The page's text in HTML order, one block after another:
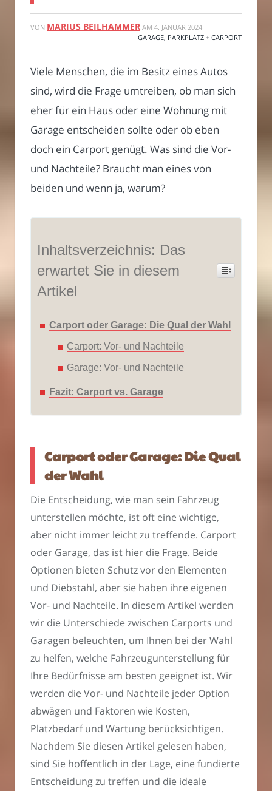
VON MARIUS BEILHAMMER AM 4. JANUAR 2024
GARAGE, PARKPLATZ + CARPORT
Viele Menschen, die im Besitz eines Autos
sind, wird die Frage umtreiben, ob man sich
eher für ein Haus oder eine Wohnung mit
Garage entscheiden sollte oder ob eben
doch ein Carport genügt. Was sind die Vor-
und Nachteile? Braucht man eines von
beiden und wenn ja, warum?
Inhaltsverzeichnis: Das
erwartet Sie in diesem
Artikel
Carport oder Garage: Die Qual der Wahl
Carport: Vor- und Nachteile
Garage: Vor- und Nachteile
Fazit: Carport vs. Garage
Carport oder Garage: Die Qual
der Wahl
Die Entscheidung, wie man sein Fahrzeug
unterstellen möchte, ist oft eine wichtige,
aber nicht immer leicht zu treffende. Carport
oder Garage, das ist hier die Frage. Beide
Optionen bieten Schutz vor den Elementen
und Diebstahl, aber sie haben ihre eigenen
Vor- und Nachteile. In diesem Artikel werden
wir die Unterschiede zwischen Carports und
Garagen beleuchten, um Ihnen bei der Wahl
zu helfen, welche Fahrzeugunterstellung für
Ihre Bedürfnisse am besten geeignet ist. Wir
werden die Vor- und Nachteile jeder Option
abwägen und Faktoren wie Kosten,
Platzbedarf und Wartung berücksichtigen.
Nachdem Sie diesen Artikel gelesen haben,
sind Sie hoffentlich in der Lage, eine fundierte
Entscheidung zu treffen und die ideale